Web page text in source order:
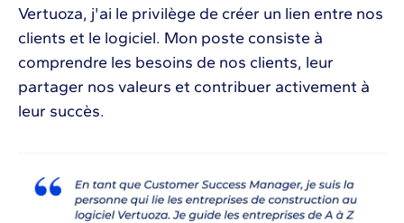
Vertuoza, j'ai le privilège de créer un lien entre nos
clients et le logiciel. Mon poste consiste à
comprendre les besoins de nos clients, leur
partager nos valeurs et contribuer activement à
leur succès.